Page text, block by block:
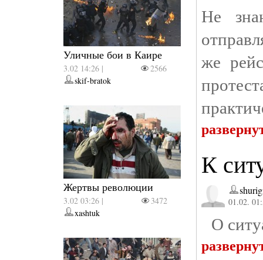
Уличные бои в Каире
3.02 14:26 |
2566
skif-bratok
Жертвы революции
3.02 03:26 |
3472
xashtuk
Не
же
К
01.02.
О